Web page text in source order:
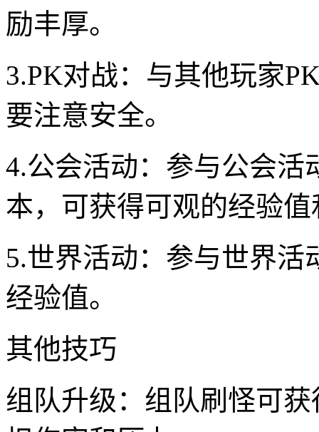
励丰厚。
3.PK对战：与其他玩家
要注意安全。
4.公会活动：参与公会活
本，可获得可观的经验
5.世界活动：参与世界
经验值。
其他技巧
组队升级：组队刷怪可